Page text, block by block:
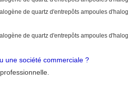
une société commerciale ?
professionnelle.